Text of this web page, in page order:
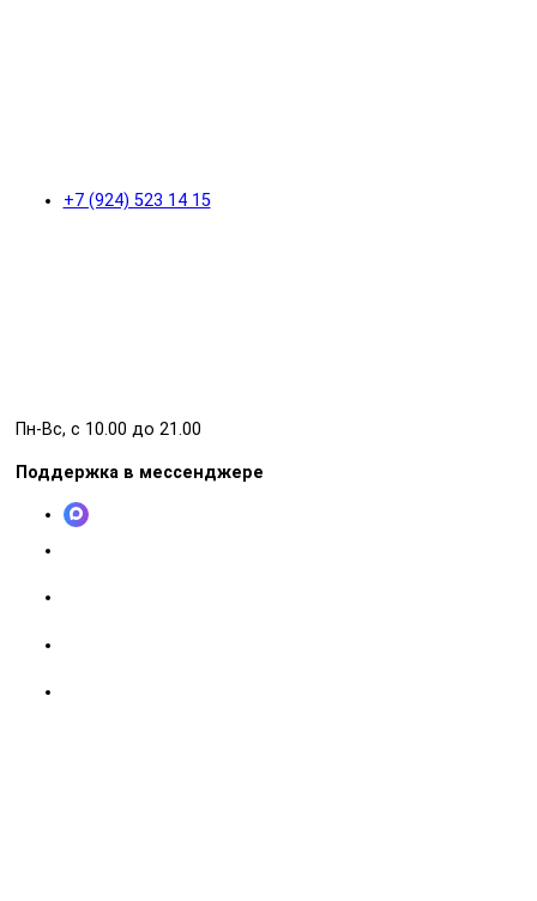
+7 (924) 523 14 15
Пн-Вс, с 10.00 до 21.00
Поддержка в мессенджере